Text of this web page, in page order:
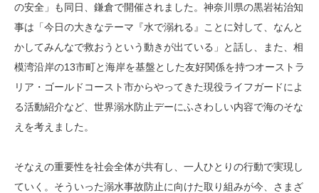
の安全」も同日、鎌倉で開催されました。神奈川県の黒岩祐治知
事は「今日の大きなテーマ『水で溺れる』ことに対して、なんと
かしてみんなで救おうという動きが出ている」と話し、また、相
模湾沿岸の13市町と海岸を基盤とした友好関係を持つオーストラ
リア・ゴールドコースト市からやってきた現役ライフガードによ
る活動紹介など、世界溺水防止デーにふさわしい内容で海のそな
えを考えました。
そなえの重要性を社会全体が共有し、一人ひとりの行動で実現し
ていく。そういった溺水事故防止に向けた取り組みが今、さまざ